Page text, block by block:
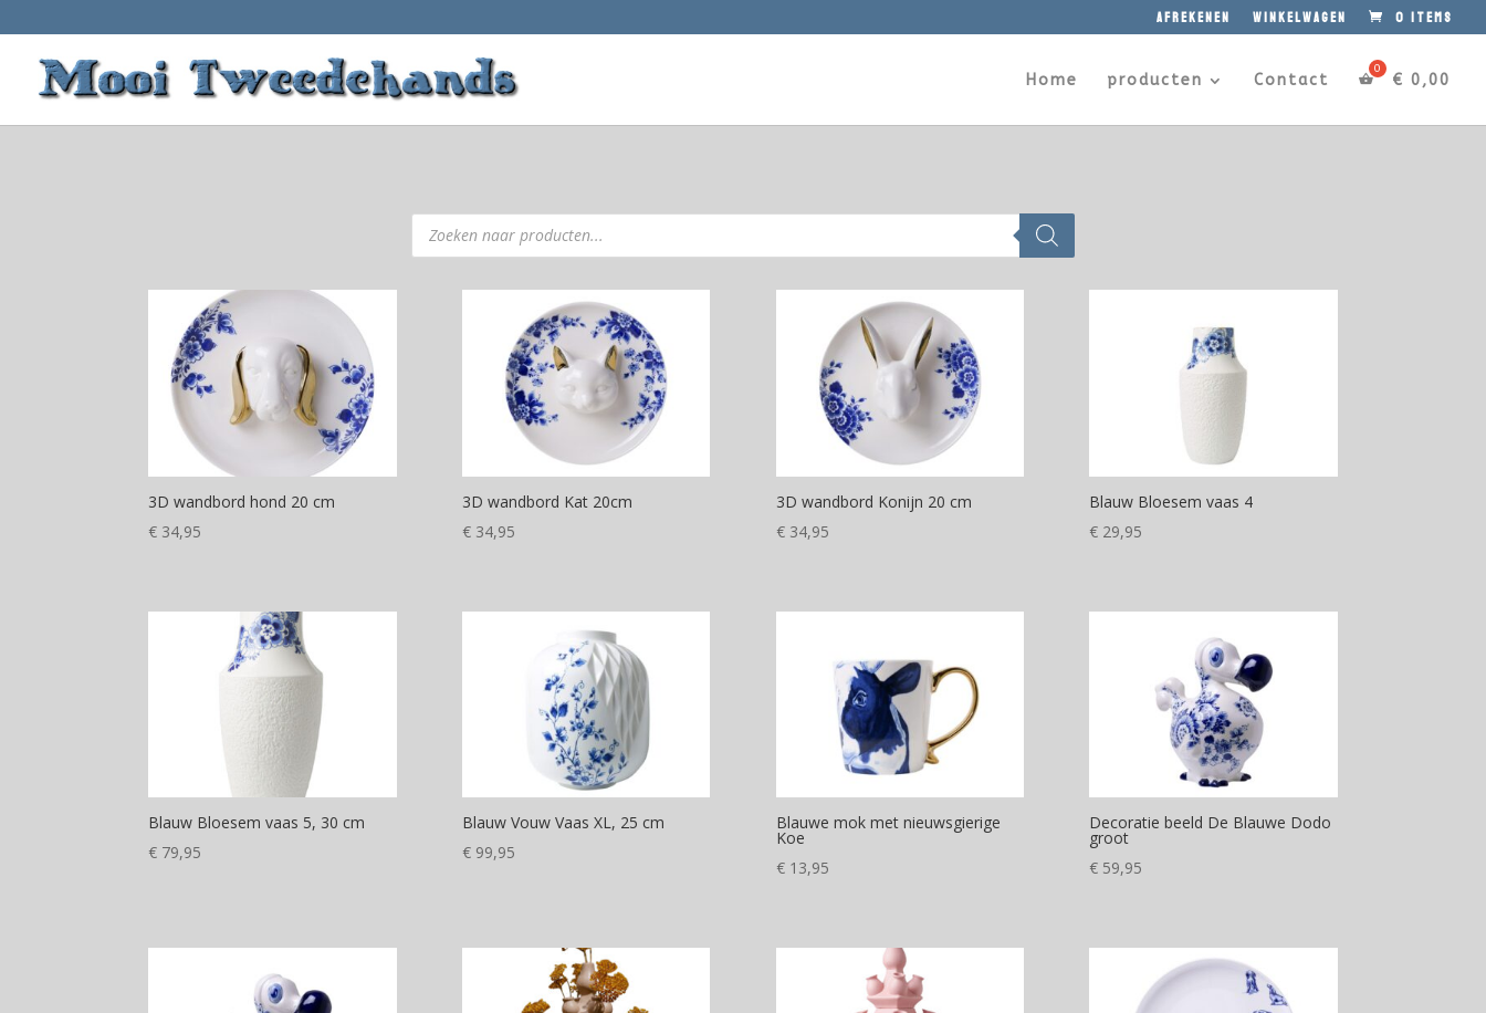
afrekenen winkelwagen 0 items
Home producten Contact € 0,00
Producten
zoeken
3D wandbord hond 20 cm
€ 34,95
3D wandbord Kat 20cm
€34,95
3D wandbord Konijn 20 cm
€34,95
Blauw Bloesem vaas 4
€ 29,95
Blauw Bloesem vaas 5, 30 cm
€ 79,95
Blauw Vouw Vaas XL, 25 cm
€99,95
Blauwe mok met nieuwsgierige
Koe
€13,95
Decoratie beeld De Blauwe Dodo
groot
€ 59,95